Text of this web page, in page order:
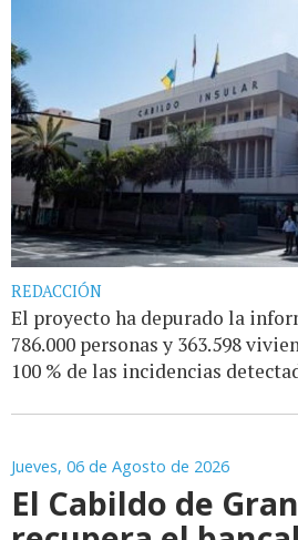
REDACCIÓN
El proyecto ha depurado la
786.000 personas y 363.598
100 % de las incidencias
Jueves, 06 de Agosto de 2026
El Cabildo de